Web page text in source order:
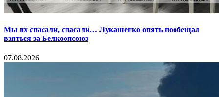
Мы их спасали, спасали… Лукашенко опять пообещал
взяться за Белкоопсоюз
07.08.2026